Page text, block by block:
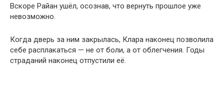
Вскоре Райан ушёл, осознав, что вернуть прошлое уже
невозможно.
Когда дверь за ним закрылась, Клара наконец позволила
себе расплакаться — не от боли, а от облегчения. Годы
страданий наконец отпустили её.